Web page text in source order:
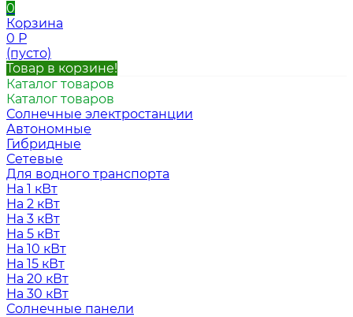
0
Корзина
0 Р
(пусто)
Товар в корзине!
Каталог товаров
Каталог товаров
Солнечные электростанции
Автономные
Гибридные
Сетевые
Для водного транспорта
На 1 кВт
На 2 кВт
На 3 кВт
На 5 кВт
На 10 кВт
На 15 кВт
На 20 кВт
На 30 кВт
Солнечные панели